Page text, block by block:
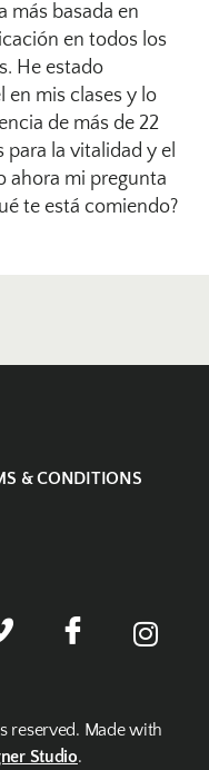
más basada en
en todos los
He estado
en mis clases y lo
de más de 22
la vitalidad y el
ahora mi pregunta
te está comiendo?
& CONDITIONS
reserved. Made with
Studio.